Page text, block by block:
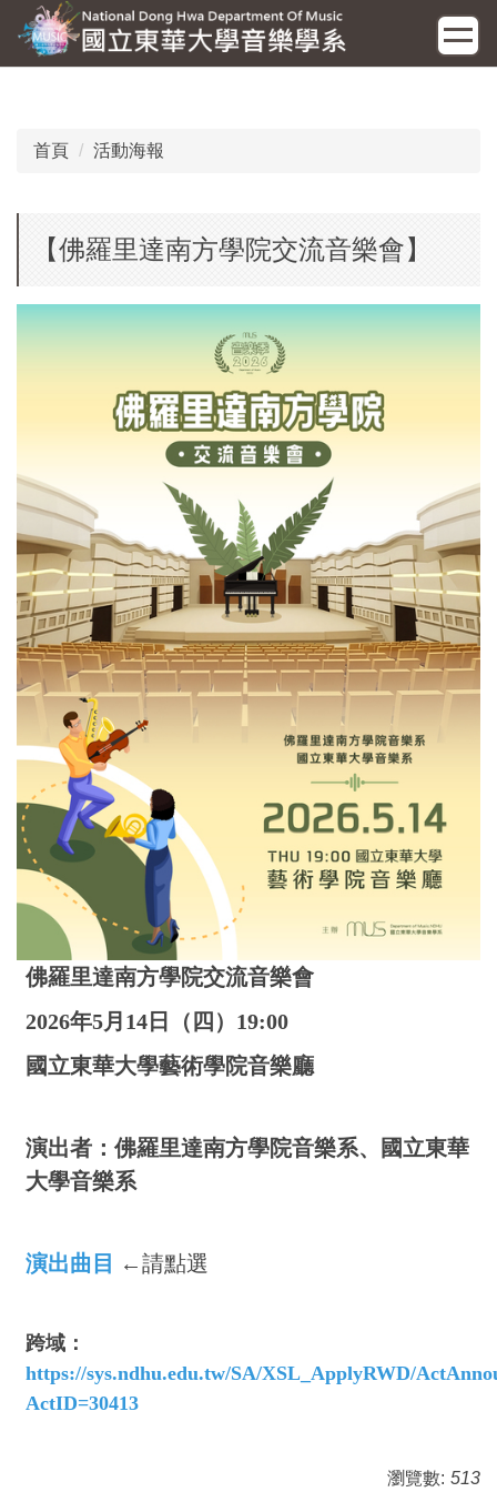
到
主
首頁 活動海報
【佛羅里達南方學院交流音樂會】
佛羅里達南方學院交流音樂會
2026年5月14日（四）19:00
國立東華大學藝術學院音樂廳
演出者：佛羅里達南方學院音樂系、國立東華
大學音樂系
演出曲目 ←請點選
跨域：
https://sys.ndhu.edu.tw/SA/XSL_ApplyRWD/
ActID=30413
瀏覽數: 513